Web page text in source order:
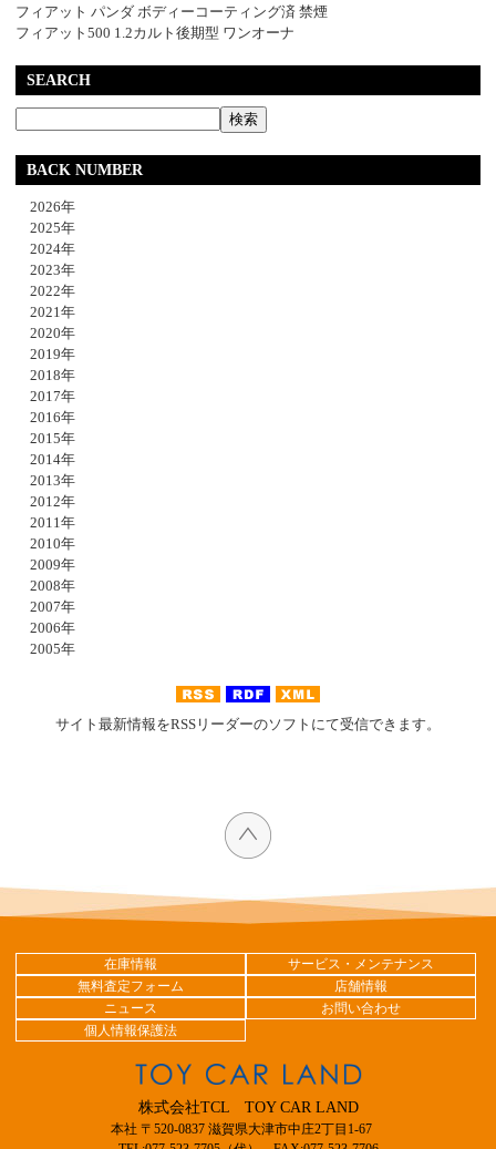
フィアット パンダ ボディーコーティング済 禁煙
フィアット500 1.2カルト後期型 ワンオーナ
SEARCH
BACK NUMBER
2026年
2025年
2024年
2023年
2022年
2021年
2020年
2019年
2018年
2017年
2016年
2015年
2014年
2013年
2012年
2011年
2010年
2009年
2008年
2007年
2006年
2005年
サイト最新情報をRSSリーダーのソフトにて受信できます。
在庫情報
サービス・メンテナンス
無料査定フォーム
店舗情報
ニュース
お問い合わせ
個人情報保護法
株式会社TCL TOY CAR LAND
本社 〒520-0837 滋賀県大津市中庄2丁目1-67